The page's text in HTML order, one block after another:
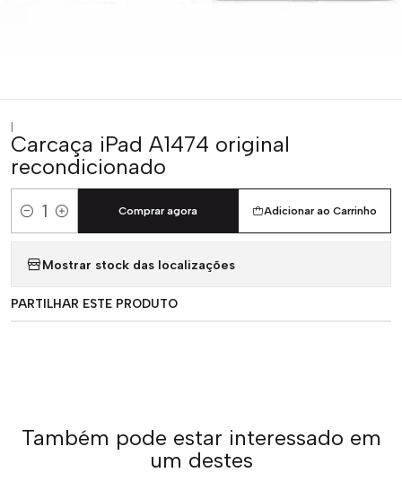
|
Carcaça iPad A1474 original
recondicionado
Quantidade
Adicionar ao Carrinho
Comprar agora
Mostrar stock das localizações
PARTILHAR ESTE PRODUTO
Também pode estar interessado em
um destes